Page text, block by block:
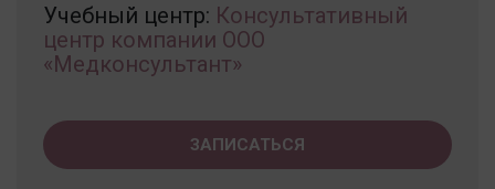
Учебный центр: Консультативный
центр компании ООО
«Медконсультант»
ЗАПИСАТЬСЯ